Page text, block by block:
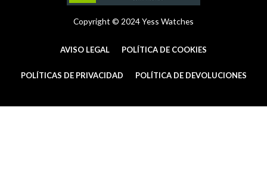
Copyright © 2024 Yess Watches
AVISO LEGAL POLÍTICA DE COOKIES
POLÍTICAS DE PRIVACIDAD POLÍTICA DE DEVOLUCIONES